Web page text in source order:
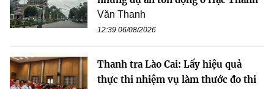
Văn Thanh
12:39 06/08/2026
Thanh tra Lào Cai: Lấy hiệu quả
thực thi nhiệm vụ làm thước đo thi